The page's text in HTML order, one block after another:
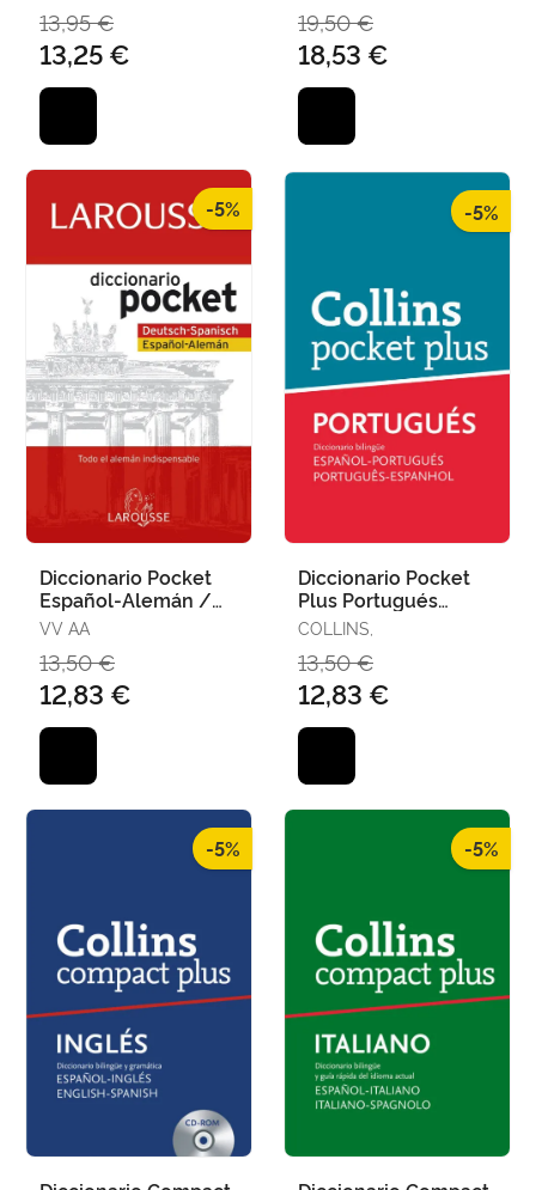
13,95 €
13,25 €
19,50 €
18,53 €
-5%
Diccionario Pocket
Español-Alemán /
Deutsh-Spanisch
VV AA
13,50 €
12,83 €
-5%
Diccionario Pocket
Plus Portugués
(Pocket Plus)
COLLINS,
13,50 €
12,83 €
-5% -5%